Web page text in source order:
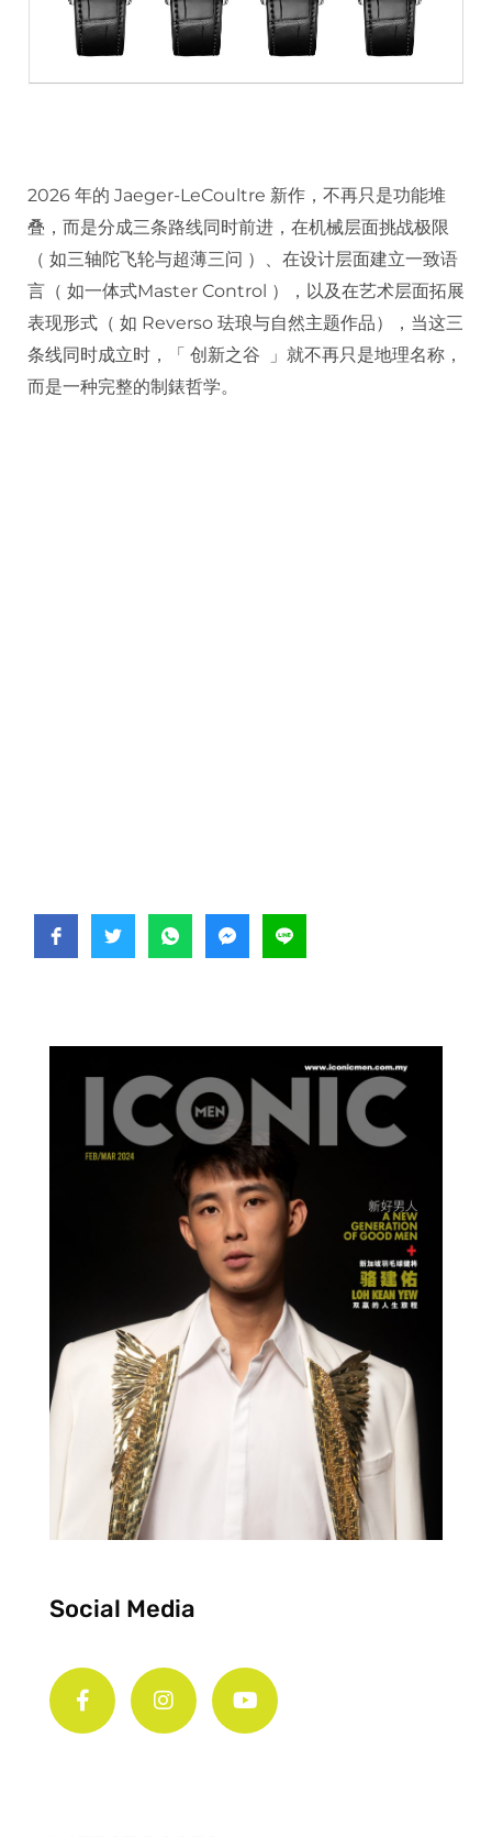
2026 年的 Jaeger-LeCoultre 新作，不再只是功能堆
叠，而是分成三条路线同时前进，在机械层面挑战极限
（ 如三轴陀飞轮与超薄三问 ）、在设计层面建立一致语
言（ 如一体式Master Control ），以及在艺术层面拓展
表现形式（ 如 Reverso 珐琅与自然主题作品），当这三
条线同时成立时，「 创新之谷 」就不再只是地理名称，
而是一种完整的制錶哲学。
Social Media
a
c
-
n
s
m
o
u